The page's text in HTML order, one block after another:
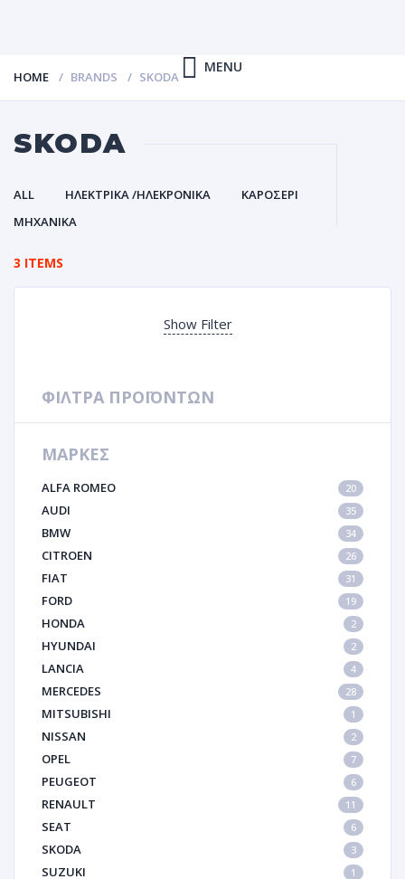
MENU
HOME BRANDS SKODA
SKODA
ALL ΗΛΕΚΤΡΙΚΑ /ΗΛΕΚΡΟΝΙΚΑ
ΚΑΡΟΣΕΡΙ
ΜΗΧΑΝΙΚΑ
3 ITEMS
Show Filter
ΦΙΛΤΡΑ ΠΡΟΪΟΝΤΩΝ
ΜΑΡΚΕΣ
ALFA ROMEO 20
AUDI 35
BMW 34
CITROEN 26
FIAT 31
FORD 19
HONDA 2
HYUNDAI 2
LANCIA 4
MERCEDES 28
MITSUBISHI 1
NISSAN 2
OPEL 7
PEUGEOT 6
RENAULT 11
SEAT 6
SKODA 3
SUZUKI 1